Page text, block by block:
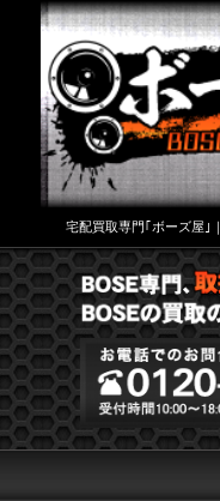
宅配買取専門｢ボーズ屋｣